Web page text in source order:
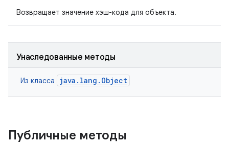
Возвращает значение хэш-кода для объекта.
Унаследованные методы
Из класса java.lang.Object
Публичные методы